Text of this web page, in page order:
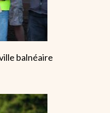
balnéaire